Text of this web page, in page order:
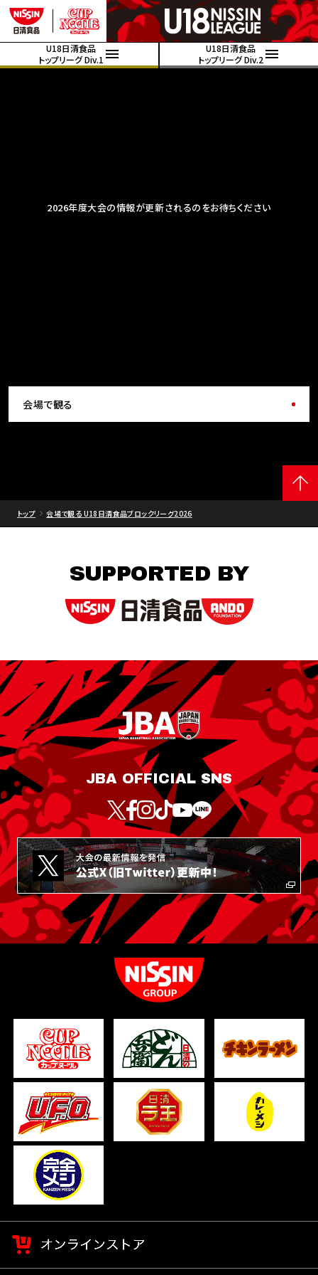
U18日清食品
トップリーグ Div.1
U18日清食品
トップリーグ Div.2
2026年度大会の情報が更新されるのをお待ちください
会場で観る
トップ 会場で観る U18日清食品ブロックリーグ2026
SUPPORTED BY
JBA OFFICIAL SNS